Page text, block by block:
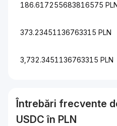
186.617255683816575
373.23451136763315 PLN
3,732.3451136763315 PLN
Întrebări frecvente
USDC în PLN